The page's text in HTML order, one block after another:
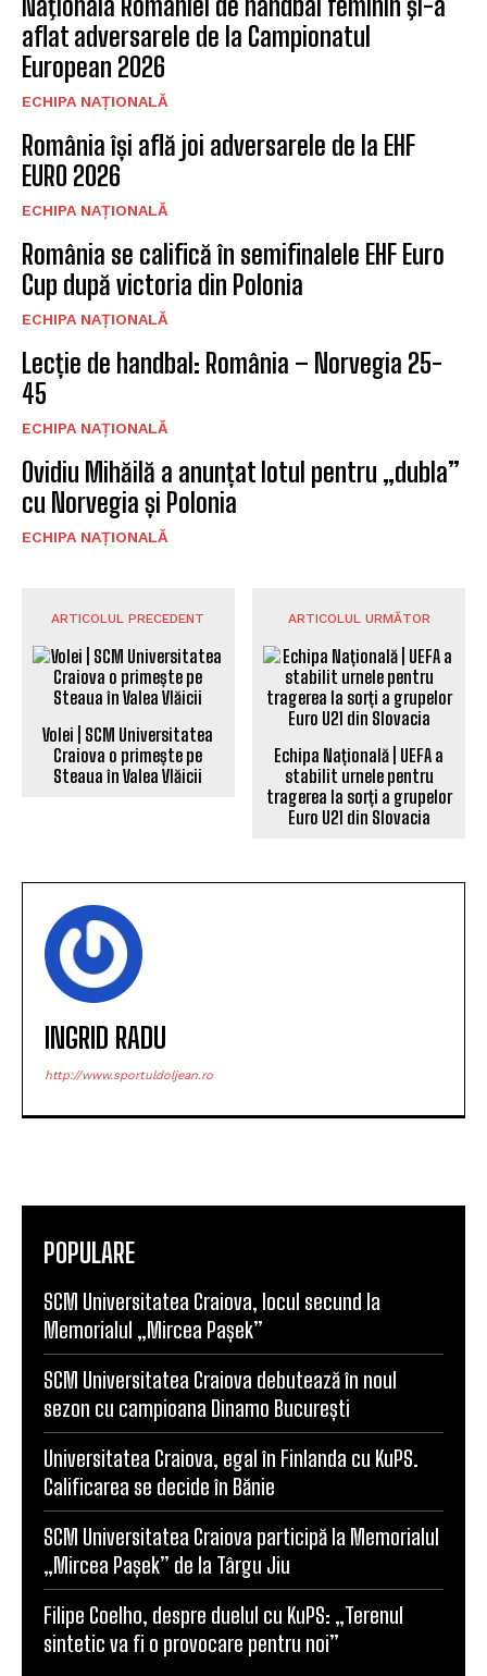
aflat adversarele de la Campionatul
European 2026
ECHIPA NAȚIONALĂ
România își află joi adversarele de la EHF
EURO 2026
ECHIPA NAȚIONALĂ
România se califică în semifinalele EHF Euro
Cup după victoria din Polonia
ECHIPA NAȚIONALĂ
Lecție de handbal: România – Norvegia 25-
45
ECHIPA NAȚIONALĂ
Ovidiu Mihăilă a anunțat lotul pentru „dubla”
cu Norvegia și Polonia
ECHIPA NAȚIONALĂ
ARTICOLUL PRECEDENT
Volei | SCM Universitatea
Craiova o primește pe
Steaua în Valea Vlăicii
ARTICOLUL URMĂTOR
Echipa Națională | UEFA a
stabilit urnele pentru
tragerea la sorți a grupelor
Euro U21 din Slovacia
INGRID RADU
http://www.sportuldoljean.ro
POPULARE
SCM Universitatea Craiova, locul secund la
Memorialul „Mircea Pașek”
SCM Universitatea Craiova debutează în noul
sezon cu campioana Dinamo București
Universitatea Craiova, egal în Finlanda cu KuPS.
Calificarea se decide în Bănie
SCM Universitatea Craiova participă la Memorialul
„Mircea Pașek” de la Târgu Jiu
Filipe Coelho, despre duelul cu KuPS: „Terenul
sintetic va fi o provocare pentru noi”